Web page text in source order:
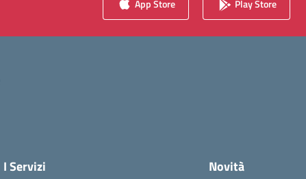
App Store Play Store
I Servizi Novità